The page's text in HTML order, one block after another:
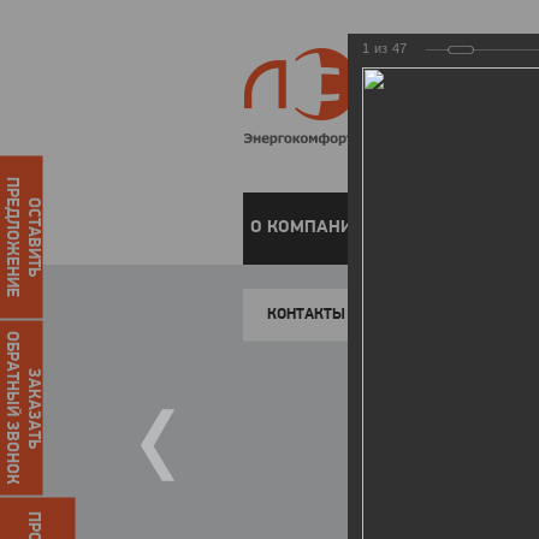
О КОМПАНИИ
КОНТАКТЫ
ОСТАВИТЬ
ПРЕДЛОЖЕНИЕ
ЗАКАЗАТЬ
ОБРАТНЫЙ ЗВОНОК
1 из 47